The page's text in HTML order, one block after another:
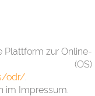
Plattform zur Online-
(OS)
odr/.
im Impressum.